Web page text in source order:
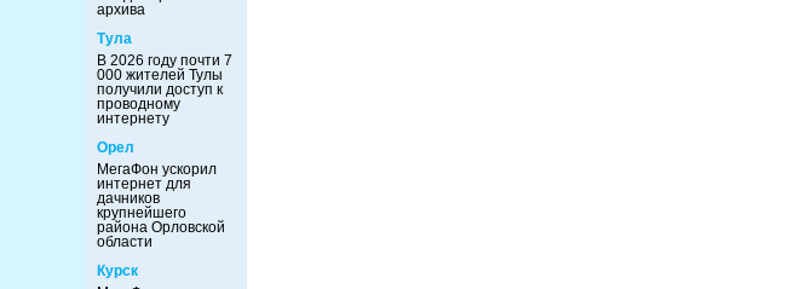
архива
Тула
В 2026 году почти 7
000 жителей Тулы
получили доступ к
проводному
интернету
Орел
МегаФон ускорил
интернет для
дачников
крупнейшего
района Орловской
области
Курск